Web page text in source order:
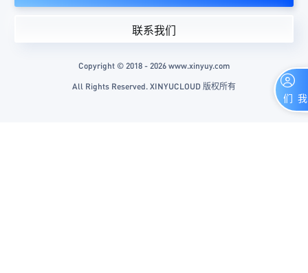
联系我们
Copyright © 2018 - 2026 www.xinyuy.com
All Rights Reserved. XINYUCLOUD 版权所有
联系我们